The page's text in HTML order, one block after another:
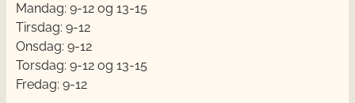
Mandag: 9-12 og 13-15
Tirsdag: 9-12
Onsdag: 9-12
Torsdag: 9-12 og 13-15
Fredag: 9-12